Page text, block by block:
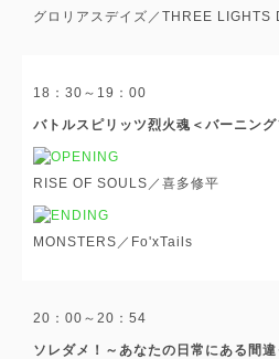
グロリアスデイズ／THREE
18：30～19：00
バトルスピリッツ烈火魂＜バーニング
RISE OF SOULS／喜多修平
MONSTERS／Fo'xTails
20：00～20：54
ソレダメ！～あなたの日常にある間違